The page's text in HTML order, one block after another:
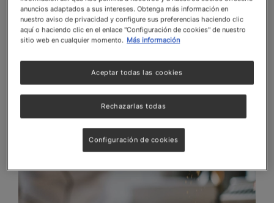
que ofrecen los chefs a domicilio!
También puedes leer:Día Internacional del Chef:
anuncios adaptados a sus intereses. Obtenga más información en
nuestro aviso de privacidad y configure sus preferencias haciendo clic
aquí o haciendo clic en el enlace "Configuración de cookies" de nuestro
sitio web en cualquier momento. Más información
Rechazarlas todas
Aceptar todas las cookies
Configuración de cookies